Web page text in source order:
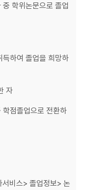
학위논문으로 졸업
하여 졸업을 희망하
자
점졸업으로 전환하
비스> 졸업정보> 논